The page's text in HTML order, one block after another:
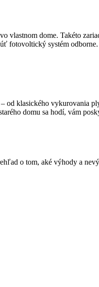
vlastnom dome. Takéto
fotovoltický systém
od klasického vykurovania
domu sa hodí, vám
o tom, aké výhody a